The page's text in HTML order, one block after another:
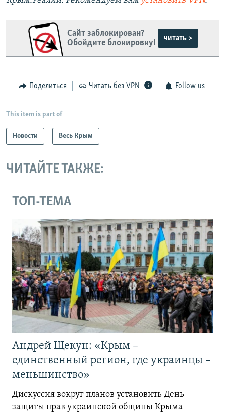
Сайт заблокирован?
Обойдите блокировку!
читать >
Поделиться Читать без VPN Follow us
This item is part of
Новости Весь Крым
ЧИТАЙТЕ ТАКЖЕ:
ТОП-ТЕМА
Андрей Щекун: «Крым –
единственный регион, где украинцы –
меньшинство»
Дискуссия вокруг планов установить День
защиты прав украинской общины Крыма